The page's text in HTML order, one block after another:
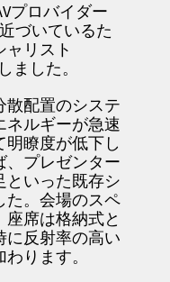
プロバイダー
づいているた
リスト
ました。
散配置のシステ
ネルギーが急速
瞭度が低下し
、プレゼンター
といった既存シ
た。会場のスペ
席は格納式と
に反射率の高い
ります。